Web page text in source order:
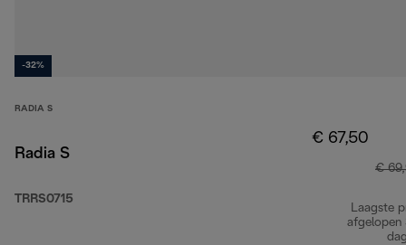
-32%
RADIA S
Radia S
TRRS0715
€ 67,50
€
Laagste
afgelopen